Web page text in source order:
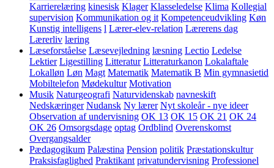
Karrierelæring kinesisk Klager Klasseledelse Klima Kollegial
supervision Kommunikation og it Kompetenceudvikling Køn
Kunstig intelligens l Lærer-elev-relation Lærerens dag
Lærerliv læring
Læseforståelse Læsevejledning læsning Lectio Ledelse
Lektier Ligestilling Litteratur Litteraturkanon Lokalaftale
Lokalløn Løn Magt Matematik Matematik B Min gymnasietid
Mobiltelefon Mødekultur Motivation
Musik Naturgeografi Naturvidenskab navneskift
Nedskæringer Nudansk Ny lærer Nyt skoleår - nye ideer
Observation af undervisning OK 13 OK 15 OK 21 OK 24
OK 26 Omsorgsdage optag Ordblind Overenskomst
Overgangsalder
Pædagogikum Palæstina Pension politik Præstationskultur
Praksisfaglighed Praktikant privatundervisning Professionel